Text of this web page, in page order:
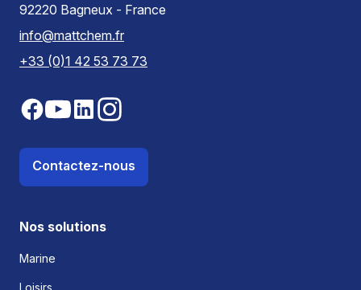
92220 Bagneux - France
info@mattchem.fr
+33 (0)1 42 53 73 73
Contactez-nous
Nos solutions
Marine
Loisirs